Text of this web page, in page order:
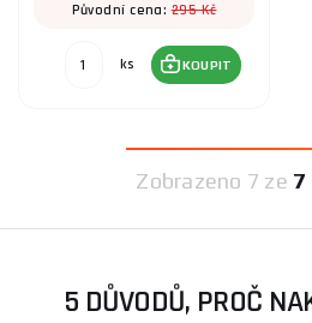
Původní cena:295 Kč
ks KOUPIT
Zobrazeno 7 ze 7
5 DŮVODŮ, PROČ